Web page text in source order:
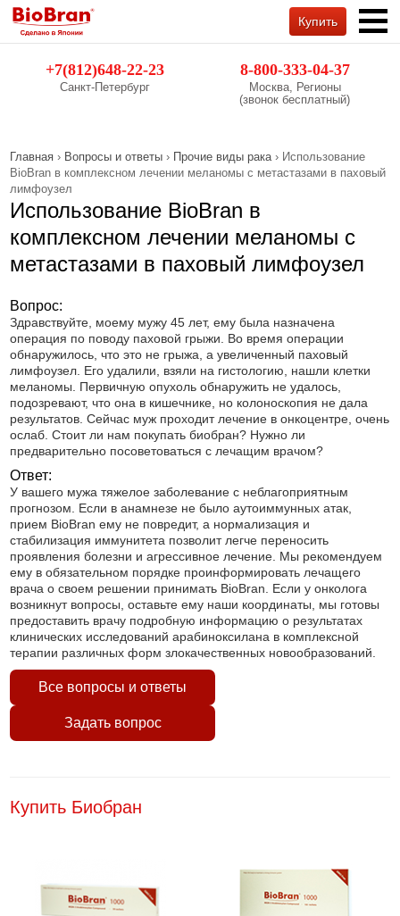
+7(812)648-22-23
Санкт-Петербург
8-800-333-04-37
Москва, Регионы
(звонок бесплатный)
Купить
Главная › Вопросы и ответы › Прочие виды рака› Использование
BioBran в комплексном лечении меланомы с метастазами в паховый
лимфоузел
Использование BioBran в
комплексном лечении меланомы с
метастазами в паховый лимфоузел
Вопрос:
Здравствуйте, моему мужу 45 лет, ему была назначена
операция по поводу паховой грыжи. Во время операции
обнаружилось, что это не грыжа, а увеличенный паховый
лимфоузел. Его удалили, взяли на гистологию, нашли клетки
меланомы. Первичную опухоль обнаружить не удалось,
подозревают, что она в кишечнике, но колоноскопия не дала
результатов. Сейчас муж проходит лечение в онкоцентре, очень
ослаб. Стоит ли нам покупать биобран? Нужно ли
предварительно посоветоваться с лечащим врачом?
Ответ:
У вашего мужа тяжелое заболевание с неблагоприятным
прогнозом. Если в анамнезе не было аутоиммунных атак,
прием BioBran ему не повредит, а нормализация и
стабилизация иммунитета позволит легче переносить
проявления болезни и агрессивное лечение. Мы рекомендуем
ему в обязательном порядке проинформировать лечащего
врача о своем решении принимать BioBran. Если у онколога
возникнут вопросы, оставьте ему наши координаты, мы готовы
предоставить врачу подробную информацию о результатах
клинических исследований арабиноксилана в комплексной
терапии различных форм злокачественных новообразований.
Все вопросы и ответы
Задать вопрос
Купить Биобран